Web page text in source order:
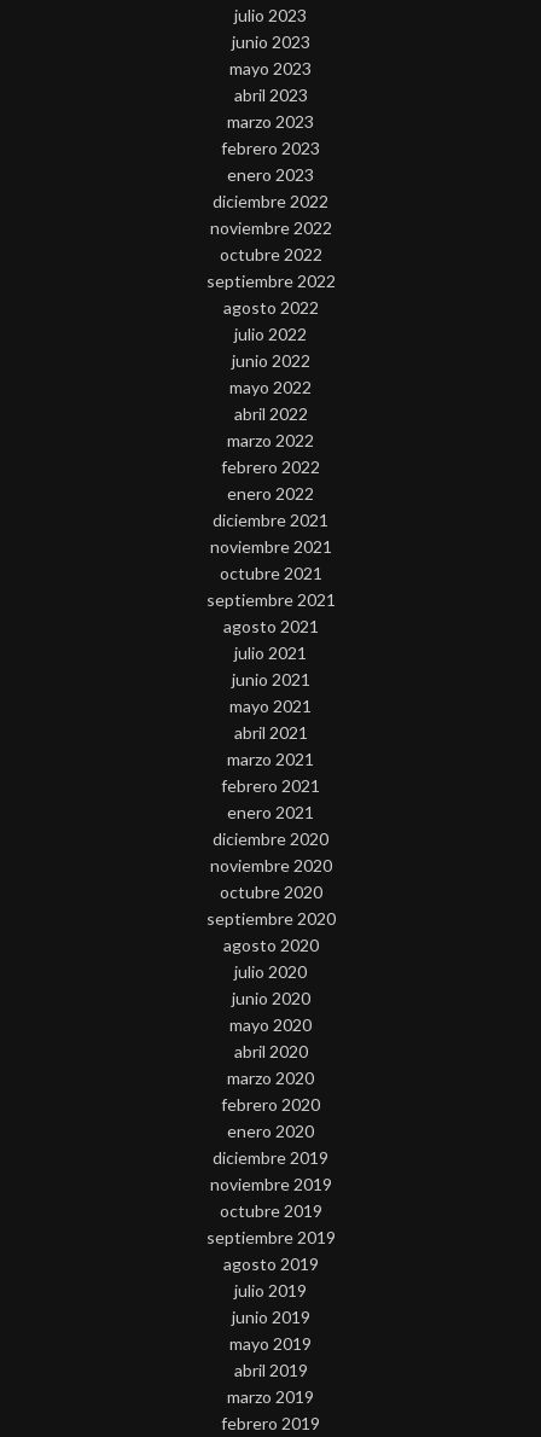
julio 2023
junio 2023
mayo 2023
abril 2023
marzo 2023
febrero 2023
enero 2023
diciembre 2022
noviembre 2022
octubre 2022
septiembre 2022
agosto 2022
julio 2022
junio 2022
mayo 2022
abril 2022
marzo 2022
febrero 2022
enero 2022
diciembre 2021
noviembre 2021
octubre 2021
septiembre 2021
agosto 2021
julio 2021
junio 2021
mayo 2021
abril 2021
marzo 2021
febrero 2021
enero 2021
diciembre 2020
noviembre 2020
octubre 2020
septiembre 2020
agosto 2020
julio 2020
junio 2020
mayo 2020
abril 2020
marzo 2020
febrero 2020
enero 2020
diciembre 2019
noviembre 2019
octubre 2019
septiembre 2019
agosto 2019
julio 2019
junio 2019
mayo 2019
abril 2019
marzo 2019
febrero 2019